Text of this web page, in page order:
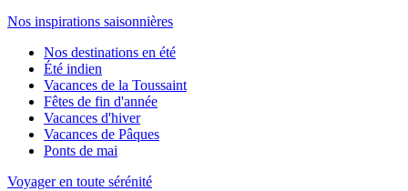
Nos inspirations saisonnières
Nos destinations en été
Été indien
Vacances de la Toussaint
Fêtes de fin d'année
Vacances d'hiver
Vacances de Pâques
Ponts de mai
Voyager en toute sérénité